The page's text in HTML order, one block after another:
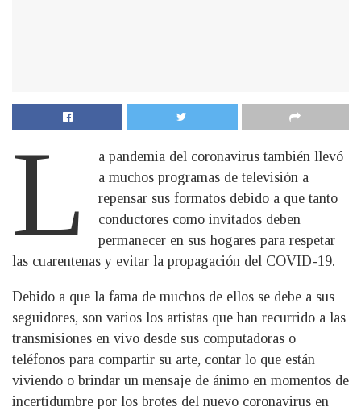
L
a pandemia del coronavirus también llevó
a muchos programas de televisión a
repensar sus formatos debido a que tanto
conductores como invitados deben
permanecer en sus hogares para respetar
las cuarentenas y evitar la propagación del COVID-19.
Debido a que la fama de muchos de ellos se debe a sus
seguidores, son varios los artistas que han recurrido a las
transmisiones en vivo desde sus computadoras o
teléfonos para compartir su arte, contar lo que están
viviendo o brindar un mensaje de ánimo en momentos de
incertidumbre por los brotes del nuevo coronavirus en